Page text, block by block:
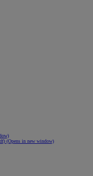
(Opens in new window)